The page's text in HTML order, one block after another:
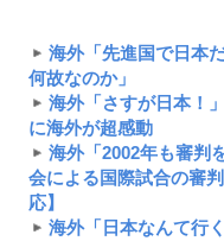
海外「先進国で日本
何故なのか」
海外「さすが日本！
に海外が超感動
海外「2002年も審判
会による国際試合の審
応】
海外「日本なんて行